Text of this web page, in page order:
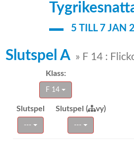
5 TILL 7 JAN
Slutspel A » F 14 :
Klass:
F 14
Slutspel Slutspel ( vy)
--- ---